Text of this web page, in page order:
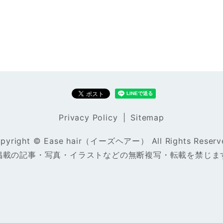
Privacy Policy Sitemap
© Ease hair（イーズヘアー） All Rights
載の記事・写真・イラストなどの無断複写・転載を禁じま